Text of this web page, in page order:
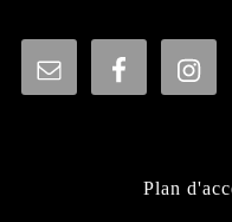
Plan